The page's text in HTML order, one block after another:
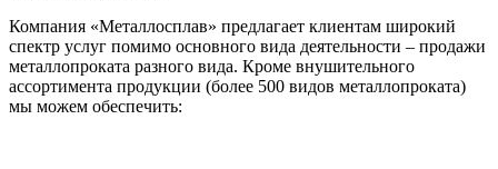
Компания «Металлосплав» предлагает клиентам широкий
спектр услуг помимо основного вида деятельности – продажи
металлопроката разного вида. Кроме внушительного
ассортимента продукции (более 500 видов металлопроката)
мы можем обеспечить: